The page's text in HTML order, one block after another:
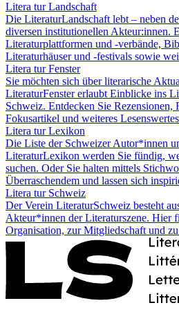
Litera tur Landschaft
Die LiteraturLandschaft lebt – neben
diversen institutionellen Akteur:innen.
Literaturplattformen und -verbände,
Literaturhäuser und -festivals sowie
Litera tur Fenster
Sie möchten sich über literarische
LiteraturFenster erlaubt Einblicke ins
Schweiz. Entdecken Sie Rezensionen,
Fokusartikel und weiteres
Litera tur Lexikon
Die Liste der Schweizer Autor*innen
LiteraturLexikon werden Sie fündig,
suchen. Oder Sie halten mittels
Überraschendem und lassen sich
Litera tur Schweiz
Der Verein LiteraturSchweiz besteht
Akteur*innen der Literaturszene. Hier
Organisation, zur Mitgliedschaft und